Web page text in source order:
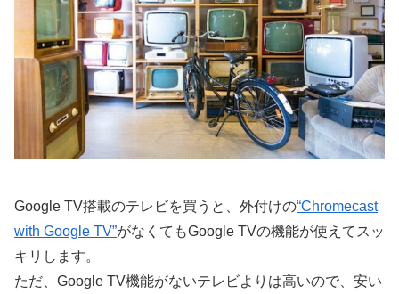
Google TV搭載のテレビを買うと、外付けの“Chromecast
with Google TV”がなくてもGoogle TVの機能が使えてスッ
キリします。
ただ、Google TV機能がないテレビよりは高いので、安い